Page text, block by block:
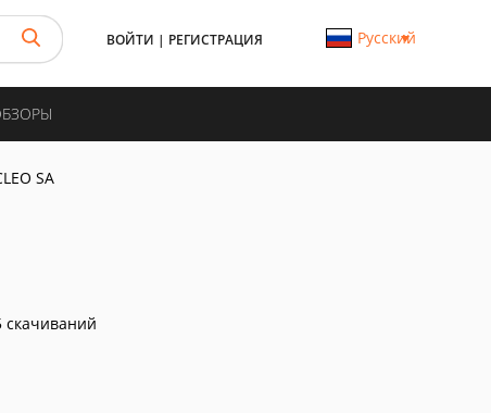
ВОЙТИ | РЕГИСТРАЦИЯ Русский
SA
скачиваний